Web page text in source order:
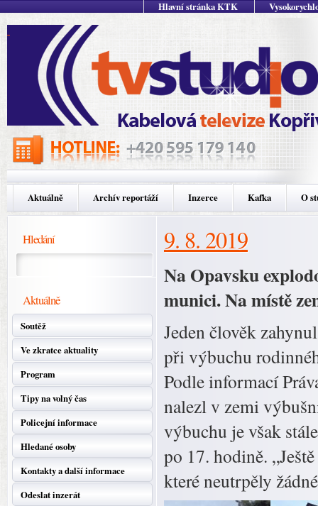
Hlavní stránka KTK
Aktuálně Archív reportáží Inzerce Kafka O
Hledání
Aktuálně
Soutěž
Ve zkratce aktuality
Program
Tipy na volný čas
Policejní informace
Hledané osoby
Kontakty a další informace
Odeslat inzerát
9. 8. 2019
Na Opavsku
munici. Na místě
Jeden člověk
při výbuchu
Podle informací
nalezl v zemi
výbuchu je však
po 17. hodině.
které neutrpěly